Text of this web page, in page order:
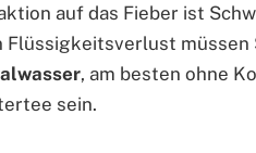
auf das Fieber ist
Flüssigkeitsverlust müssen
, am besten ohne
sein.